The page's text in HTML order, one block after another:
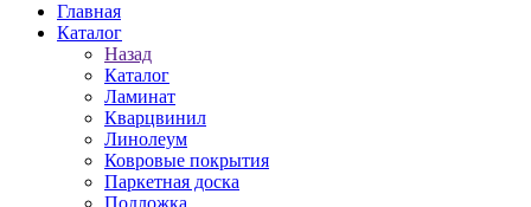
Главная
Каталог
Назад
Каталог
Ламинат
Кварцвинил
Линолеум
Ковровые покрытия
Паркетная доска
Подложка